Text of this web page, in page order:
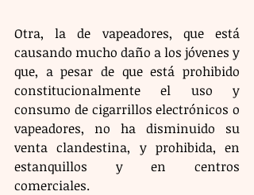
Otra, la de vapeadores, que está
causando mucho daño a los jóvenes y
que, a pesar de que está prohibido
constitucionalmente el uso y
consumo de cigarrillos electrónicos o
vapeadores, no ha disminuido su
venta clandestina, y prohibida, en
estanquillos y en centros
comerciales.